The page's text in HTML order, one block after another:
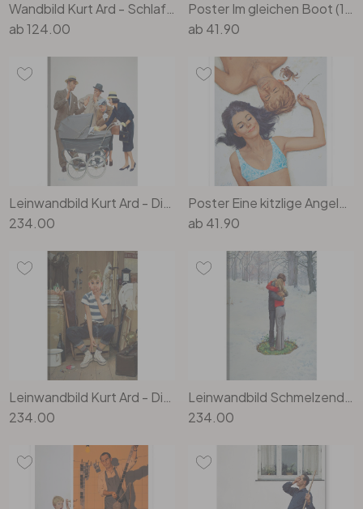
ab124.00
ab 41.90
234.00
ab 41.90
234.00
234.00